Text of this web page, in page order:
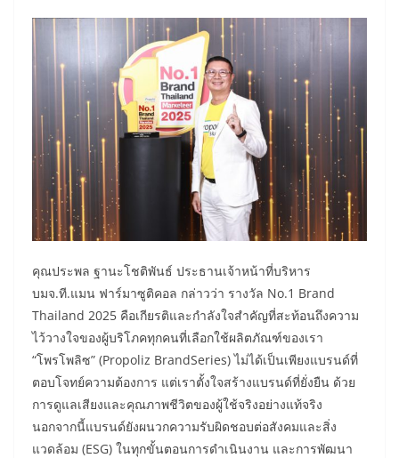
คุณประพล ฐานะโชติพันธ์ ประธานเจ้าหน้าที่บริหาร
บมจ.ที.แมน ฟาร์มาซูติคอล กล่าวว่า รางวัล No.1 Brand
Thailand 2025 คือเกียรติและกำลังใจสำคัญที่สะท้อนถึงความ
ไว้วางใจของผู้บริโภคทุกคนที่เลือกใช้ผลิตภัณฑ์ของเรา
“โพรโพลิซ” (Propoliz BrandSeries) ไม่ได้เป็นเพียงแบรนด์ที่
ตอบโจทย์ความต้องการ แต่เราตั้งใจสร้างแบรนด์ที่ยั่งยืน ด้วย
การดูแลเสียงและคุณภาพชีวิตของผู้ใช้จริงอย่างแท้จริง
นอกจากนี้แบรนด์ยังผนวกความรับผิดชอบต่อสังคมและสิ่ง
แวดล้อม (ESG) ในทุกขั้นตอนการดำเนินงาน และการพัฒนา